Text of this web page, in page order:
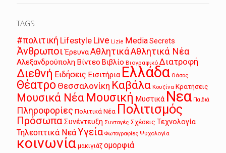
TAGS
#πολιτική Lifestyle Live Lizie MediaSecrets
Άνθρωποι ΈρευναΑθλητικάΑθλητικά Νέα
Αλεξανδρούπολη Βίντεο Βιβλίο Βιογραφικό Διατροφή
Διεθνή Ειδήσεις Εισιτήρια Ελλάδα Θάσος
Θέατρο Θεσσαλονίκη Καβάλα Κουζίνα Κρατήσεις
Μουσικά Νέα Μουσική Μυστικά Νεα Παιδιά
Πληροφορίες Πολιτικά Νέα Πολιτισμός
ΠρόσωπαΣυνέντευξη Συνταγές Σχέσεις Τεχνολογία
Τηλεοπτικά ΝεάΥγεία Φωτογραφίες Ψυχολογία
κοινωνία μακιγιάζ ομορφιά